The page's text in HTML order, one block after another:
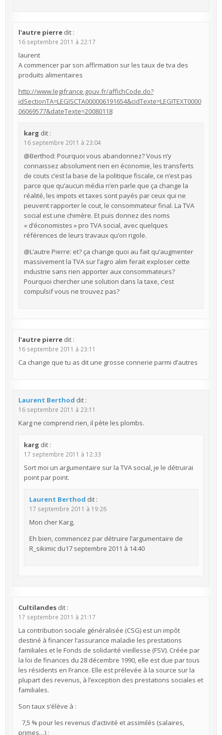
l'autre pierre dit :
16 septembre 2011 à 22:17
laurent
A commencer par son affirmation sur les taux de tva des
produits alimentaires
http://www.legifrance.gouv.fr/affichCode.do?
idSectionTA=LEGISCTA000006191654&cidTexte=LEGITEXT0000
06069577&dateTexte=20080118
karg dit :
16 septembre 2011 à 23:04
@Berthod: Pourquoi vous abandonnez? Vous n’y
connaissez absolument rien en économie, les transferts
de couts c’est la base de la politique fiscale, ce n’est pas
parce que qu’aucun média n’en parle que ça change la
réalité, les impots et taxes sont payés par ceux qui ne
peuvent rapporter le cout, le consommateur final. La TVA
social est une chimère. Et puis donnez des noms
« d’économistes » pro TVA social, avec quelques
références de leurs travaux qu’on rigole.
@L’autre Pierre: et? ça change quoi au fait qu’augmenter
massivement la TVA sur l’agro alim ferait exploser cette
industrie sans rien apporter aux consommateurs?
Pourquoi chercher une solution dans la taxe, c’est
compulsif vous ne trouvez pas?
l'autre pierre dit :
16 septembre 2011 à 23:11
Ca change que tu as dit une grosse connerie parmi d’autres
Laurent Berthod dit :
16 septembre 2011 à 23:11
Karg ne comprend rien, il pète les plombs.
karg dit :
17 septembre 2011 à 12:33
Sort moi un argumentaire sur la TVA social, je le détruirai
point par point.
Laurent Berthod dit :
17 septembre 2011 à 19:26
Mon cher Karg,
Eh bien, commencez par détruire l’argumentaire de
R_sikimic du17 septembre 2011 à 14:40
Cultilandes dit :
17 septembre 2011 à 21:17
La contribution sociale généralisée (CSG) est un impôt
destiné à financer l’assurance maladie les prestations
familiales et le Fonds de solidarité vieillesse (FSV). Créée par
la loi de finances du 28 décembre 1990, elle est due par tous
les résidents en France. Elle est prélevée à la source sur la
plupart des revenus, à l’exception des prestations sociales et
familiales.
Son taux s’élève à :
7,5 % pour les revenus d’activité et assimilés (salaires,
primes…) ;